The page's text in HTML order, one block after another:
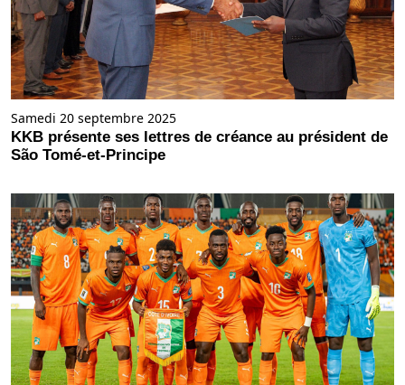
Samedi 20 septembre 2025
KKB présente ses lettres de créance au président de
São Tomé-et-Principe